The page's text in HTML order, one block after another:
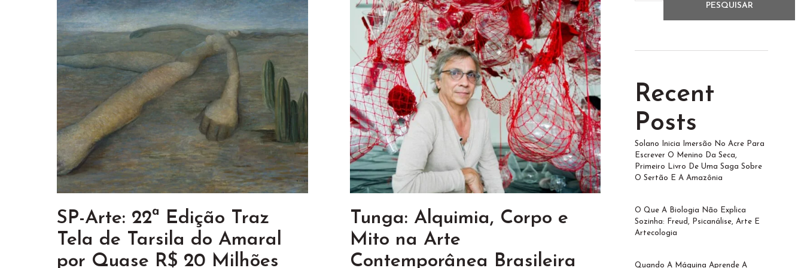
SP-Arte: 22ª Edição Traz
Tela de Tarsila do Amaral
por Quase R$ 20 Milhões
Tunga: Alquimia, Corpo e
Mito na Arte
Contemporânea Brasileira
PESQUISAR
Recent
Posts
Solano Inicia Imersão No Acre Para
Escrever O Menino Da Seca,
Primeiro Livro De Uma Saga Sobre
O Sertão E A Amazônia
O Que A Biologia Não Explica
Sozinha: Freud, Psicanálise, Arte E
Artecologia
Quando A Máquina Aprende A